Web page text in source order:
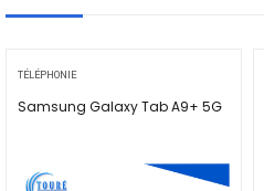
TÉLÉPHONIE
Samsung Galaxy Tab A9+ 5G